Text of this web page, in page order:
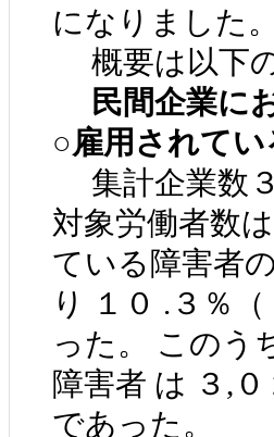
になりました。
概要は以下
民間企業に
○雇用されて
集計企業数
対象労働者数
ている障害者
り １０ .３％
った。 このう
障害者 は ３,
であった。